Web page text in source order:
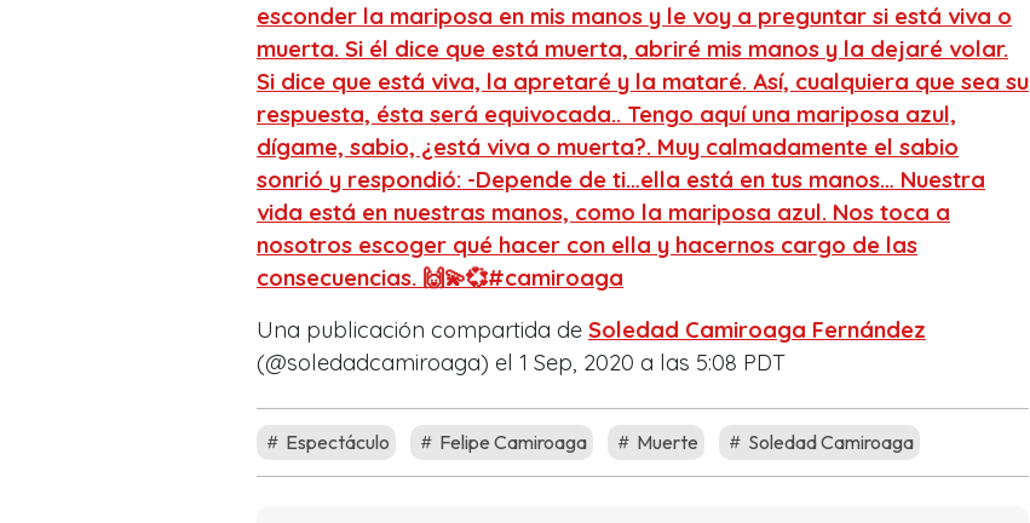
esconder la mariposa en mis manos y le voy a preguntar si está viva o
muerta. Si él dice que está muerta, abriré mis manos y la dejaré volar.
Si dice que está viva, la apretaré y la mataré. Así, cualquiera que sea su
respuesta, ésta será equivocada.. Tengo aquí una mariposa azul,
dígame, sabio, ¿está viva o muerta?. Muy calmadamente el sabio
sonrió y respondió: -Depende de ti…ella está en tus manos… Nuestra
vida está en nuestras manos, como la mariposa azul. Nos toca a
nosotros escoger qué hacer con ella y hacernos cargo de las
consecuencias. 🙌💫💞#camiroaga
Una publicación compartida de Soledad Camiroaga Fernández
(@soledadcamiroaga) el 1 Sep, 2020 a las 5:08 PDT
Espectáculo Felipe Camiroaga Muerte Soledad Camiroaga